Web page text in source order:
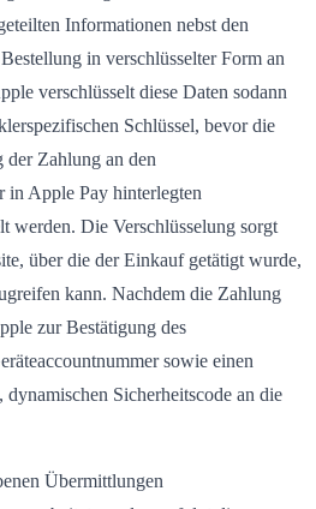
Informationen nebst den
in verschlüsselter Form an
verschlüsselt diese Daten sodann
Schlüssel, bevor die
Zahlung an den
in Apple Pay hinterlegten
werden. Die Verschlüsselung sorgt
über die der Einkauf getätigt wurde,
kann. Nachdem die Zahlung
zur Bestätigung des
sowie einen
dynamischen Sicherheitscode an die
Übermittlungen